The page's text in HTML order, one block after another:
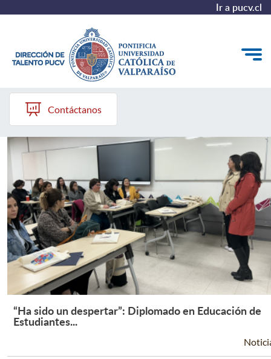
Ir a pucv.cl
Quiénes somos
Nuestros Programas
Investigación
Recursos
Contáctanos
Dirección de Talento PUCV
Leer Más +
“Ha sido un despertar”: Diplomado en Educación de
Estudiantes...